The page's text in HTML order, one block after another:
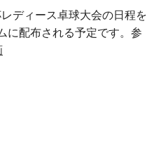
ディース卓球大会の日程を
に配布される予定です。参